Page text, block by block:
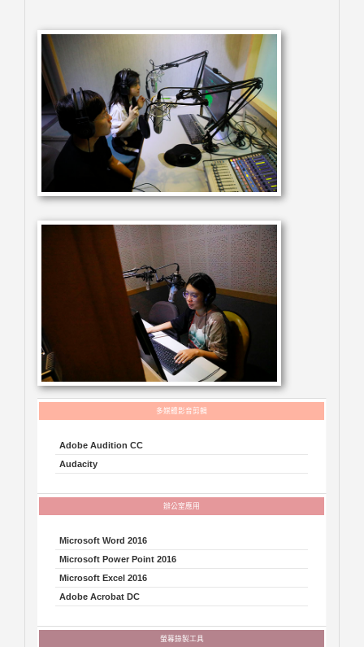
Adobe Audition CC
Audacity
Microsoft Word 2016
Microsoft Power Point 2016
Microsoft Excel 2016
Adobe Acrobat DC